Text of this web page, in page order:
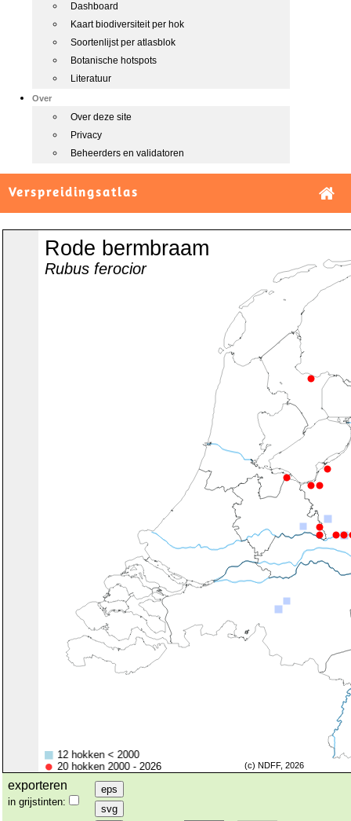
Dashboard
Kaart biodiversiteit per hok
Soortenlijst per atlasblok
Botanische hotspots
Literatuur
Over
Over deze site
Privacy
Beheerders en validatoren
Verspreidingsatlas